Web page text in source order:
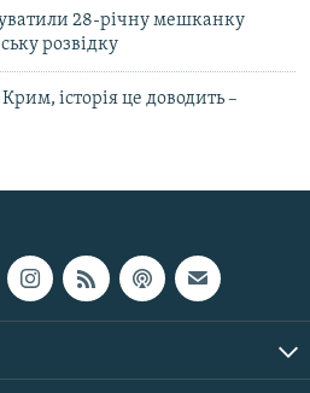
28-річну мешканку
розвідку
історія це доводить –